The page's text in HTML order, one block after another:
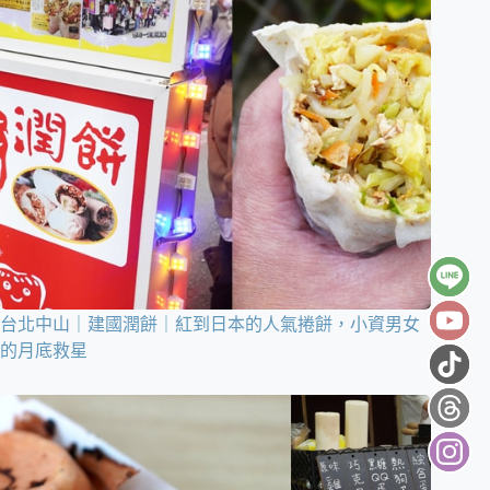
台北中山｜建國潤餅｜紅到日本的人氣捲餅，小資男女
的月底救星